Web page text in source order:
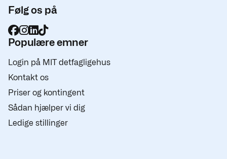
Følg os på
Populære emner
Login på MIT detfagligehus
Kontakt os
Priser og kontingent
Sådan hjælper vi dig
Ledige stillinger